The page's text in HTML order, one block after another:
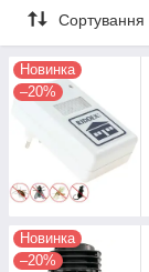
Сортування
Новинка
–20%
Новинка
–20%